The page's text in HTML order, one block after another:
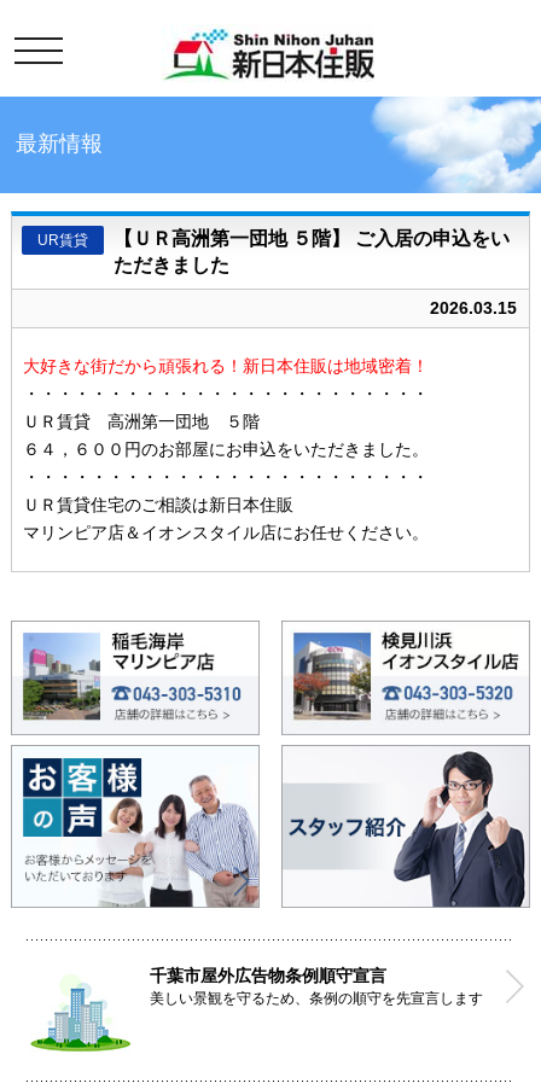
toggle
最新情報
UR賃貸
【ＵＲ高洲第一団地 ５階】 ご入居の申込をい
ただきました
2026.03.15
大好きな街だから頑張れる！新日本住販は地域密着！
・・・・・・・・・・・・・・・・・・・・・・・・
ＵＲ賃貸 高洲第一団地 ５階
６４，６００円のお部屋にお申込をいただきました。
・・・・・・・・・・・・・・・・・・・・・・・・
ＵＲ賃貸住宅のご相談は新日本住販
マリンピア店＆イオンスタイル店にお任せください。
千葉市屋外広告物条例順守宣言
美しい景観を守るため、条例の順守を先宣言します